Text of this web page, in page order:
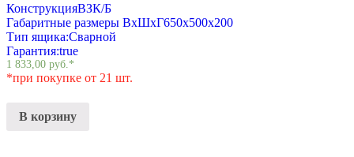
КонструкцияВЗК/Б
Габаритные размеры ВхШхГ650х500х200
Тип ящика:Сварной
Гарантия:true
1 833,00 руб. *
*при покупке от 21 шт.
В корзину